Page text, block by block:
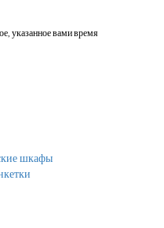
указанное вами время
шкафы